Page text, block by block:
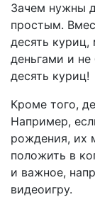
Зачем нужны
простым.
десять куриц,
деньгами и не
десять куриц!
Кроме того,
Например,
рождения, их
положить в
и важное,
видеоигру.